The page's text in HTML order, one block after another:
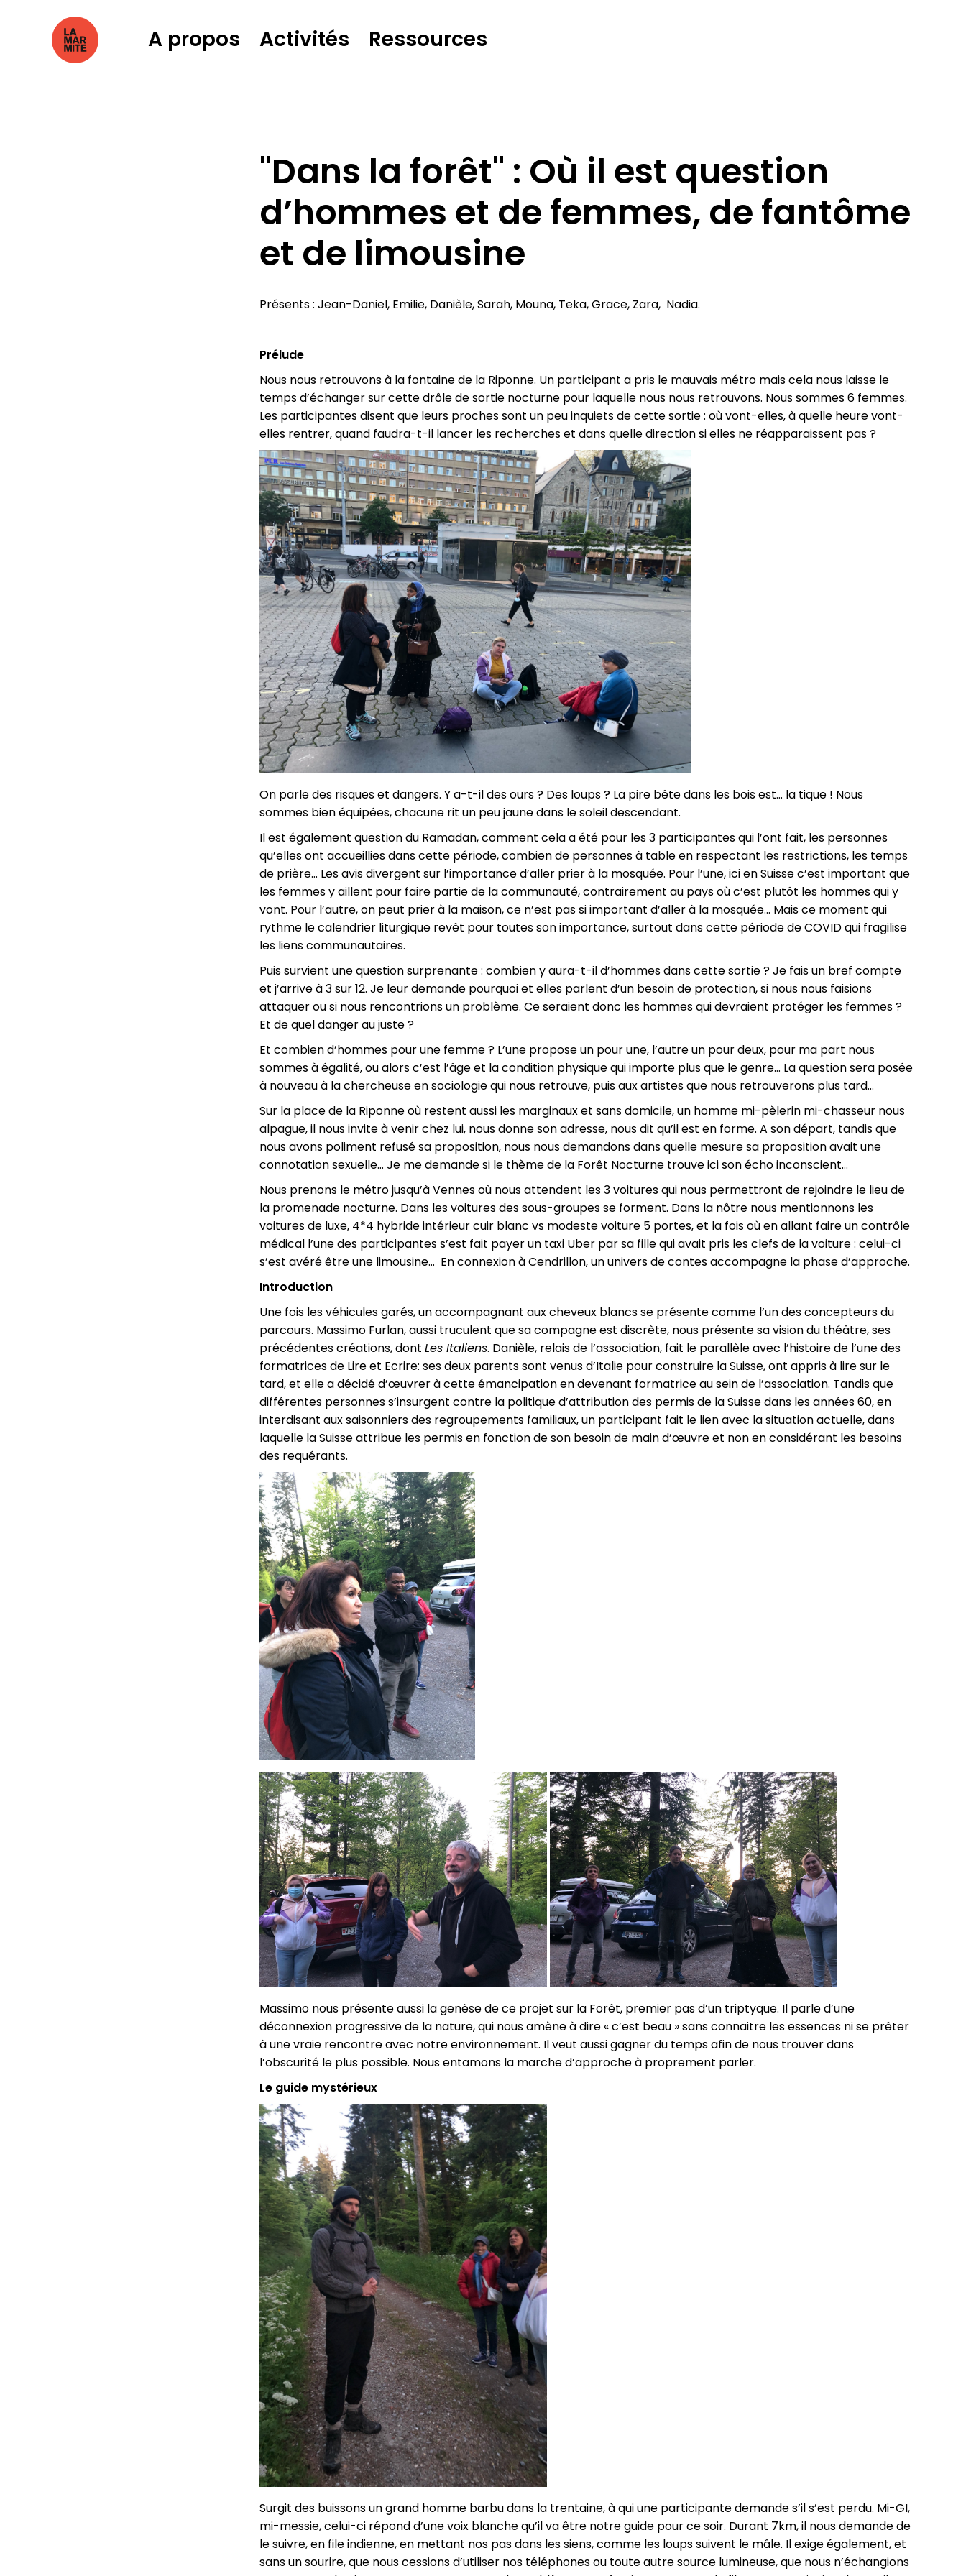
"Dans la forêt" : Où il est question
d’hommes et de femmes, de fantôme
et de limousine
Présents : Jean-Daniel, Emilie, Danièle, Sarah, Mouna, Teka, Grace, Zara, Nadia.
Prélude
Nous nous retrouvons à la fontaine de la Riponne. Un participant a pris le mauvais métro mais cela nous laisse le
temps d’échanger sur cette drôle de sortie nocturne pour laquelle nous nous retrouvons. Nous sommes 6 femmes.
Les participantes disent que leurs proches sont un peu inquiets de cette sortie : où vont-elles, à quelle heure vont-
elles rentrer, quand faudra-t-il lancer les recherches et dans quelle direction si elles ne réapparaissent pas ?
On parle des risques et dangers. Y a-t-il des ours ? Des loups ? La pire bête dans les bois est… la tique ! Nous
sommes bien équipées, chacune rit un peu jaune dans le soleil descendant.
Il est également question du Ramadan, comment cela a été pour les 3 participantes qui l’ont fait, les personnes
qu’elles ont accueillies dans cette période, combien de personnes à table en respectant les restrictions, les temps
de prière… Les avis divergent sur l’importance d’aller prier à la mosquée. Pour l’une, ici en Suisse c’est important que
les femmes y aillent pour faire partie de la communauté, contrairement au pays où c’est plutôt les hommes qui y
vont. Pour l’autre, on peut prier à la maison, ce n’est pas si important d’aller à la mosquée… Mais ce moment qui
rythme le calendrier liturgique revêt pour toutes son importance, surtout dans cette période de COVID qui fragilise
les liens communautaires.
Puis survient une question surprenante : combien y aura-t-il d’hommes dans cette sortie ? Je fais un bref compte
et j’arrive à 3 sur 12. Je leur demande pourquoi et elles parlent d’un besoin de protection, si nous nous faisions
attaquer ou si nous rencontrions un problème. Ce seraient donc les hommes qui devraient protéger les femmes ?
Et de quel danger au juste ?
Et combien d’hommes pour une femme ? L’une propose un pour une, l’autre un pour deux, pour ma part nous
sommes à égalité, ou alors c’est l’âge et la condition physique qui importe plus que le genre… La question sera posée
à nouveau à la chercheuse en sociologie qui nous retrouve, puis aux artistes que nous retrouverons plus tard…
Sur la place de la Riponne où restent aussi les marginaux et sans domicile, un homme mi-pèlerin mi-chasseur nous
alpague, il nous invite à venir chez lui, nous donne son adresse, nous dit qu’il est en forme. A son départ, tandis que
nous avons poliment refusé sa proposition, nous nous demandons dans quelle mesure sa proposition avait une
connotation sexuelle… Je me demande si le thème de la Forêt Nocturne trouve ici son écho inconscient…
Nous prenons le métro jusqu’à Vennes où nous attendent les 3 voitures qui nous permettront de rejoindre le lieu de
la promenade nocturne. Dans les voitures des sous-groupes se forment. Dans la nôtre nous mentionnons les
voitures de luxe, 4*4 hybride intérieur cuir blanc vs modeste voiture 5 portes, et la fois où en allant faire un contrôle
médical l’une des participantes s’est fait payer un taxi Uber par sa fille qui avait pris les clefs de la voiture : celui-ci
s’est avéré être une limousine… En connexion à Cendrillon, un univers de contes accompagne la phase d’approche.
Introduction
Une fois les véhicules garés, un accompagnant aux cheveux blancs se présente comme l’un des concepteurs du
parcours. Massimo Furlan, aussi truculent que sa compagne est discrète, nous présente sa vision du théâtre, ses
précédentes créations, dont Les Italiens. Danièle, relais de l’association, fait le parallèle avec l’histoire de l’une des
formatrices de Lire et Ecrire: ses deux parents sont venus d’Italie pour construire la Suisse, ont appris à lire sur le
tard, et elle a décidé d’œuvrer à cette émancipation en devenant formatrice au sein de l’association. Tandis que
différentes personnes s’insurgent contre la politique d’attribution des permis de la Suisse dans les années 60, en
interdisant aux saisonniers des regroupements familiaux, un participant fait le lien avec la situation actuelle, dans
laquelle la Suisse attribue les permis en fonction de son besoin de main d’œuvre et non en considérant les besoins
des requérants.
Massimo nous présente aussi la genèse de ce projet sur la Forêt, premier pas d’un triptyque. Il parle d’une
déconnexion progressive de la nature, qui nous amène à dire « c’est beau » sans connaitre les essences ni se prêter
à une vraie rencontre avec notre environnement. Il veut aussi gagner du temps afin de nous trouver dans
l’obscurité le plus possible. Nous entamons la marche d’approche à proprement parler.
Le guide mystérieux
Surgit des buissons un grand homme barbu dans la trentaine, à qui une participante demande s’il s’est perdu. Mi-GI,
mi-messie, celui-ci répond d’une voix blanche qu’il va être notre guide pour ce soir. Durant 7km, il nous demande de
le suivre, en file indienne, en mettant nos pas dans les siens, comme les loups suivent le mâle. Il exige également, et
sans un sourire, que nous cessions d’utiliser nos téléphones ou toute autre source lumineuse, que nous n’échangions
A propos Activités Ressources